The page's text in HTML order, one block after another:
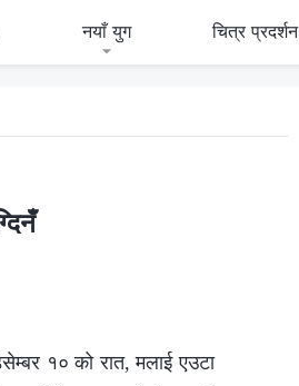
नयाँ युग चित्र प्रदर्शन
१० को रात, मलाई एउटा